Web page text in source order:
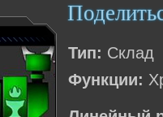
Тип: Склад
Функции: